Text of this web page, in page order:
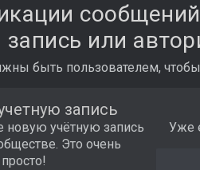
запись или
быть пользователем,
запись
новую учётную запись
Это очень
просто!
Уже